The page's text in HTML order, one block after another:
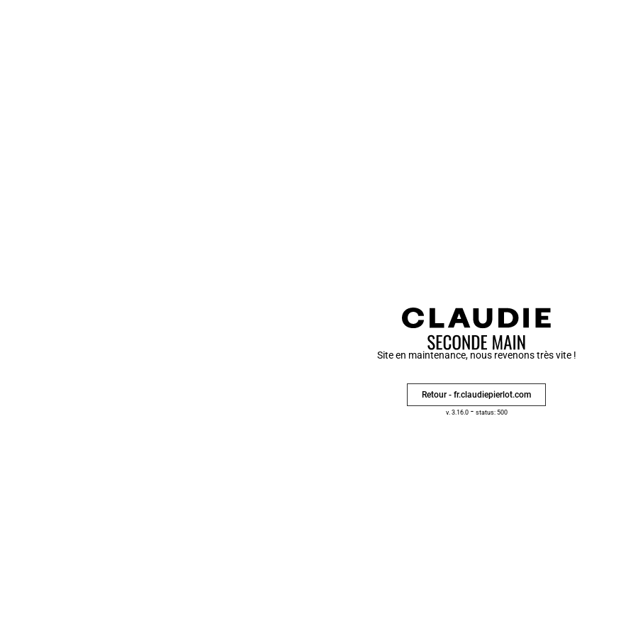
Site en maintenance, nous revenons très vite !
Retour - fr.claudiepierlot.com
v. 3.16.0- status: 500